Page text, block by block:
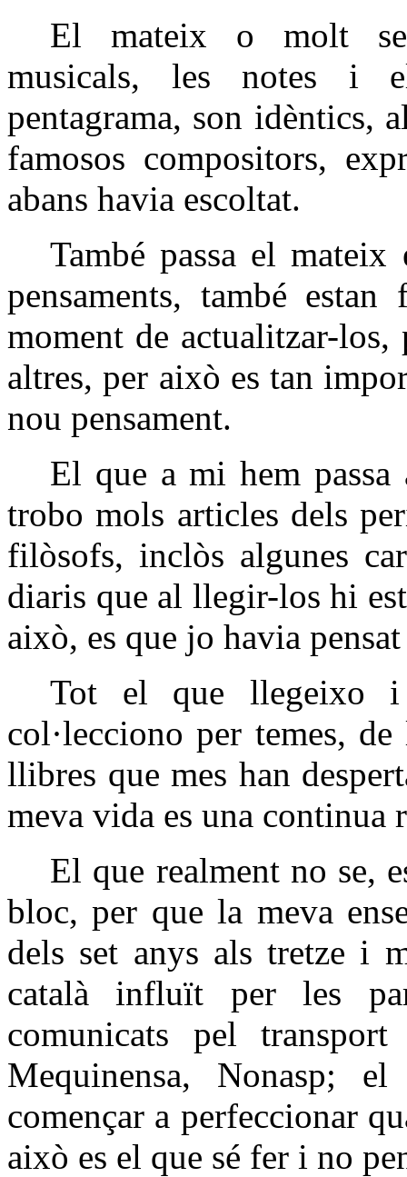
El mateix o molt
musicals, les notes i
pentagrama, son idèntics,
famosos compositors,
abans havia escoltat.
També passa el
pensaments, també
moment de actualitzar-
altres, per això es tan
nou pensament.
El que a mi hem
trobo mols articles dels
filòsofs, inclòs algunes
diaris que al llegir-los hi
això, es que jo havia
Tot el que llegeixo i
col·lecciono per temes,
llibres que mes han
meva vida es una continua
El que realment no se,
bloc, per que la meva
dels set anys als tretze i
català influït per les
comunicats pel
Mequinensa, Nonasp;
començar a perfeccionar
això es el que sé fer i no